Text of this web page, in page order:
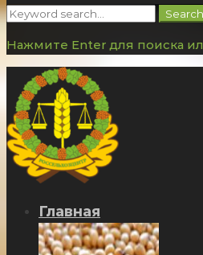
Search
Search
Нажмите Enter для поиска
Главная